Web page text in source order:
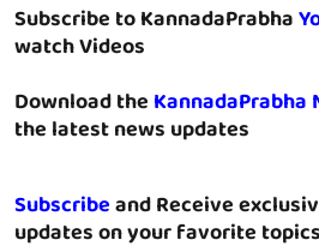
Subscribe to KannadaPrabha
watch Videos
Download theKannadaPrabha
the latest news updates
Subscribeand Receive
updates on your favorite topics